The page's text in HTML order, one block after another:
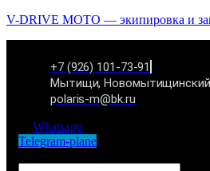
V-DRIVE MOTO — экипировка и
+7 (926) 101-73-91
Мытищи, Новомытищинский
polaris-m@bk.ru
Whatsapp
Telegram-plane